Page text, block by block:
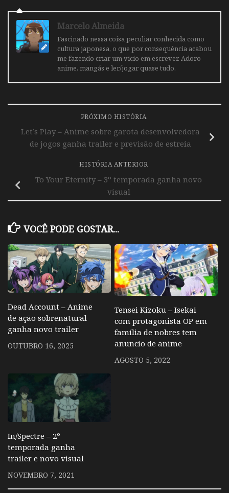
Marcelo Almeida
Fascinado nessa coisa peculiar conhecida como
cultura japonesa, o que por consequência acabou
me fazendo criar um vicio em escrever. Adoro
anime, mangás e ler/jogar quase tudo.
PRÓXIMO HISTÓRIA
Let’s Play – Anime sobre garota desenvolvedora
de jogos ganha trailer e previsão de estreia
HISTÓRIA ANTERIOR
To Your Eternity – 3º temporada ganha novo
visual
VOCÊ PODE GOSTAR...
Dead Account – Anime
de ação sobrenatural
ganha novo trailer
OUTUBRO 16, 2025
Tensei Kizoku – Isekai
com protagonista OP em
família de nobres tem
anuncio de anime
AGOSTO 5, 2022
In/Spectre – 2º
temporada ganha
trailer e novo visual
NOVEMBRO 7, 2021